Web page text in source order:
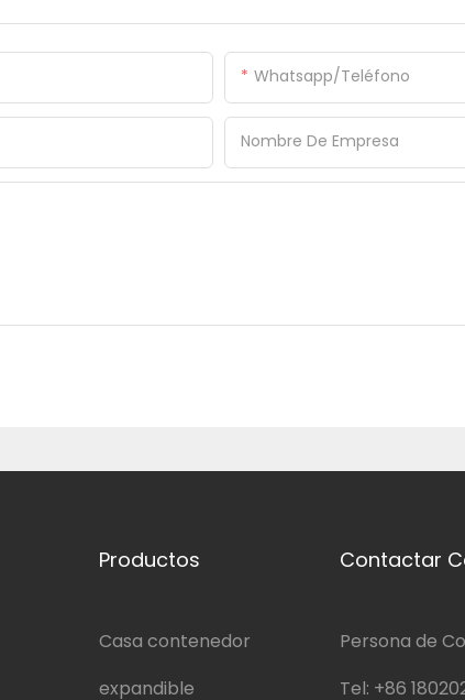
Whatsapp/Teléfono
Nombre De Empresa
Productos
Casa contenedor
expandible
Contactar
Persona de
Tel: +86